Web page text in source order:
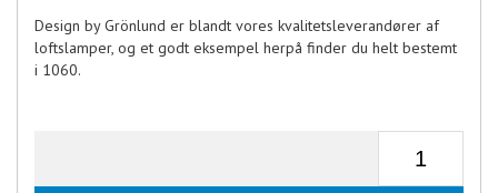
Design by Grönlund er blandt vores kvalitetsleverandører af
loftslamper, og et godt eksempel herpå finder du helt bestemt
i 1060.